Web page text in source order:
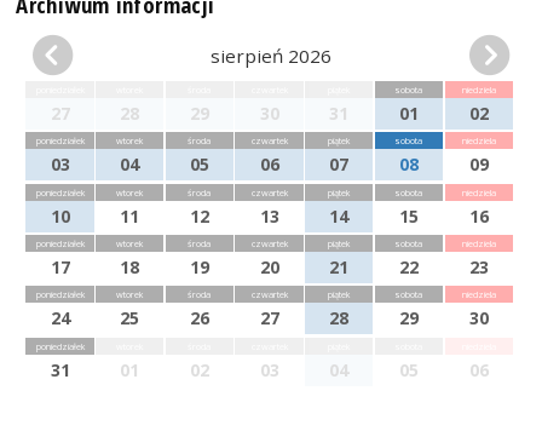
sierpień 2026
27 28 29 30 31
sobota
01
niedziela
02
poniedziałek
03
wtorek
04
środa
05
czwartek
06
piątek
07
sobota
08
niedziela
09
poniedziałek
10
wtorek
11
środa
12
czwartek
13
piątek
14
sobota
15
niedziela
16
poniedziałek
17
wtorek
18
środa
19
czwartek
20
piątek
21
sobota
22
niedziela
23
poniedziałek
24
wtorek
25
środa
26
czwartek
27
piątek
28
sobota
29
niedziela
30
poniedziałek
31 01 02 03 04 05 06